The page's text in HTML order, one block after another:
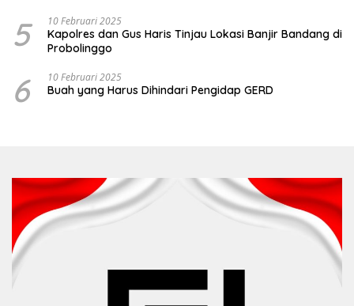
5 10 Februari 2025
Kapolres dan Gus Haris Tinjau Lokasi Banjir Bandang di
Probolinggo
6 10 Februari 2025
Buah yang Harus Dihindari Pengidap GERD